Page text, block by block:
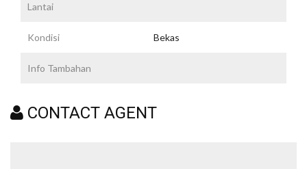
Lantai
Kondisi Bekas
Info Tambahan
CONTACT AGENT